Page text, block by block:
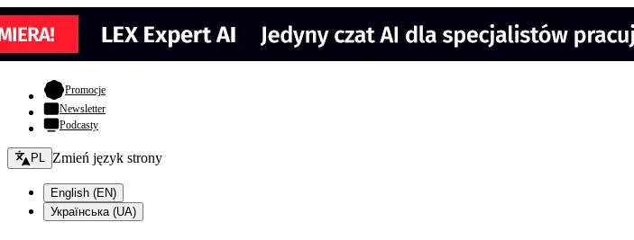
Promocje- otwiera się w nowej karcie
Newsletter
Podcasty
Zmień język - bieżący:
PL Zmień język strony
English (EN)
Українська (UA)